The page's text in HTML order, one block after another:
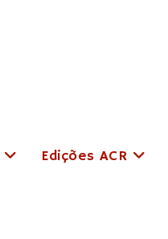
Edições ACR